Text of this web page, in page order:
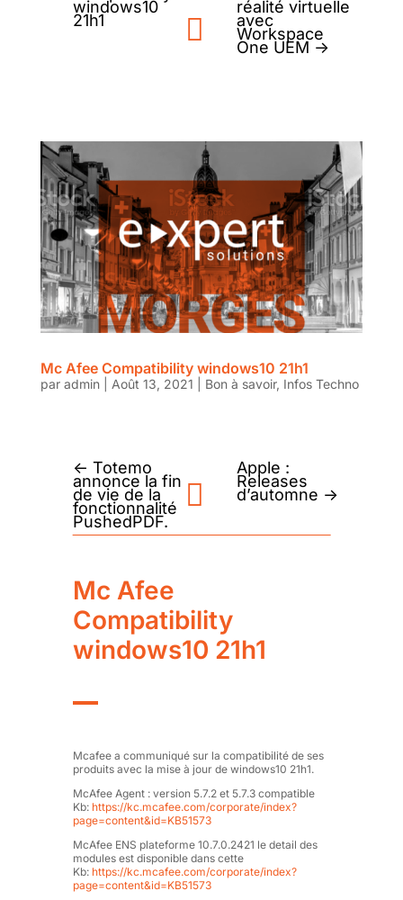
windows10
21h1
réalité virtuelle
avec
Workspace
One UEM →
Mc Afee Compatibility windows10 21h1
par admin| Août 13, 2021 Bon à savoir, Infos Techno
← Totemo
annonce la fin
de vie de la
fonctionnalité
PushedPDF.
Apple :
Releases
d’automne →
Mc Afee
Compatibility
windows10 21h1
Mcafee a communiqué sur la compatibilité de ses
produits avec la mise à jour de windows10 21h1.
McAfee Agent : version 5.7.2 et 5.7.3 compatible
Kb: https://kc.mcafee.com/corporate/index?
page=content&id=KB51573
McAfee ENS plateforme 10.7.0.2421 le detail des
modules est disponible dans cette
Kb: https://kc.mcafee.com/corporate/index?
page=content&id=KB51573